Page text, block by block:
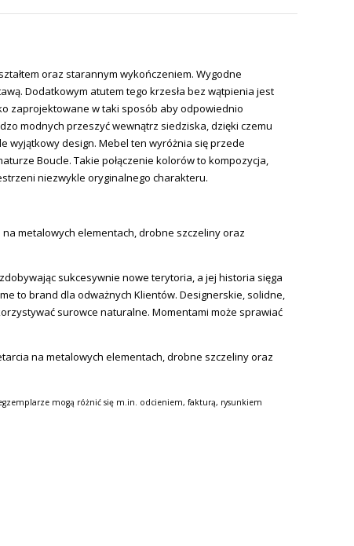
oraz starannym wykończeniem. Wygodne
Dodatkowym atutem tego krzesła bez wątpienia jest
zaprojektowane w taki sposób aby odpowiednio
modnych przeszyć wewnątrz siedziska, dzięki czemu
wyjątkowy design. Mebel ten wyróżnia się przede
Boucle. Takie połączenie kolorów to kompozycja,
niezwykle oryginalnego charakteru.
metalowych elementach, drobne szczeliny oraz
sukcesywnie nowe terytoria, a jej historia sięga
to brand dla odważnych Klientów. Designerskie, solidne,
surowce naturalne. Momentami może sprawiać
na metalowych elementach, drobne szczeliny oraz
mogą różnić się m.in. odcieniem, fakturą, rysunkiem